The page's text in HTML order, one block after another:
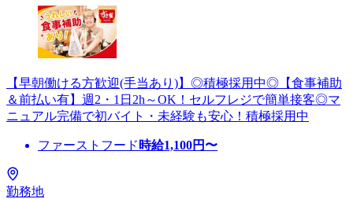
【早朝働ける方歓迎(手当あり)】◎積極採用中◎【食事補助
＆前払い有】週2・1日2h～OK！セルフレジで簡単接客◎マ
ニュアル完備で初バイト・未経験も安心！積極採用中
ファーストフード 時給1,100円〜
勤務地